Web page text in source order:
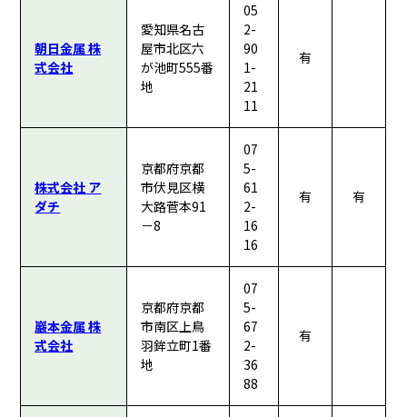
朝日金属 株
式会社
愛知県名古
屋市北区六
が池町555番
地
05
2-
90
1-
21
11
有
株式会社 ア
ダチ
京都府京都
市伏見区横
大路菅本91
－8
07
5-
61
2-
16
16
有 有
巖本金属 株
式会社
京都府京都
市南区上鳥
羽鉾立町1番
地
07
5-
67
2-
36
88
有